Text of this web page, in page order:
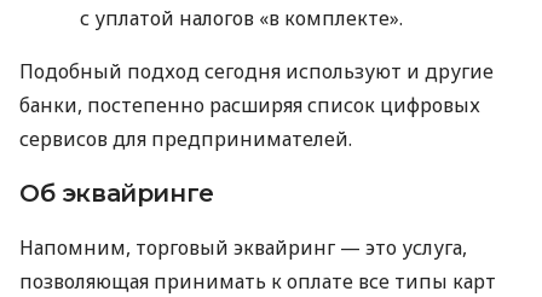
с уплатой налогов «в комплекте».
Подобный подход сегодня используют и другие
банки, постепенно расширяя список цифровых
сервисов для предпринимателей.
Об эквайринге
Напомним, торговый эквайринг — это услуга,
позволяющая принимать к оплате все типы карт